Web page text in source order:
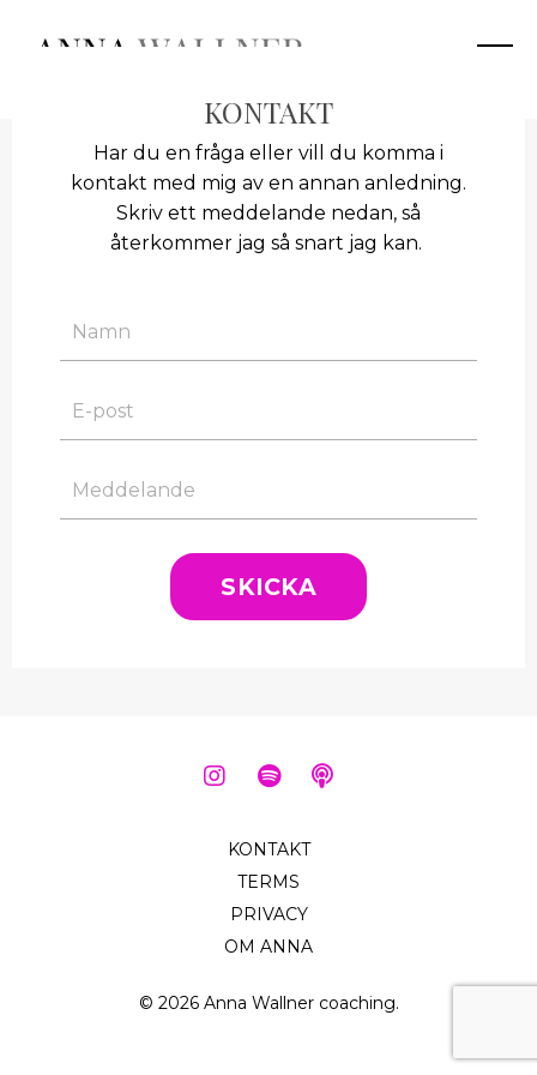
KONTAKT
Har du en fråga eller vill du komma i
kontakt med mig av en annan anledning.
Skriv ett meddelande nedan, så
återkommer jag så snart jag kan.
SKICKA
KONTAKT
TERMS
PRIVACY
OM ANNA
© 2026 Anna Wallner coaching.